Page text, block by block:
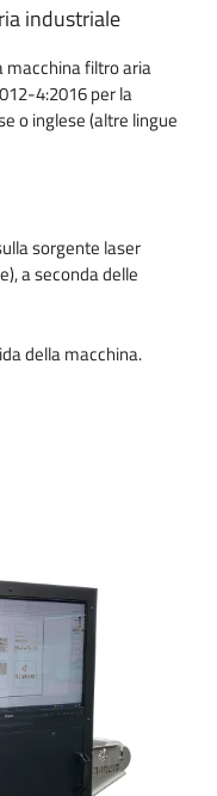
industriale
macchina filtro aria
4:2016 per la
o inglese (altre lingue
sorgente laser
a seconda delle
della macchina.